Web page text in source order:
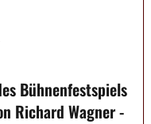
Bühnenfestspiels
Richard Wagner -